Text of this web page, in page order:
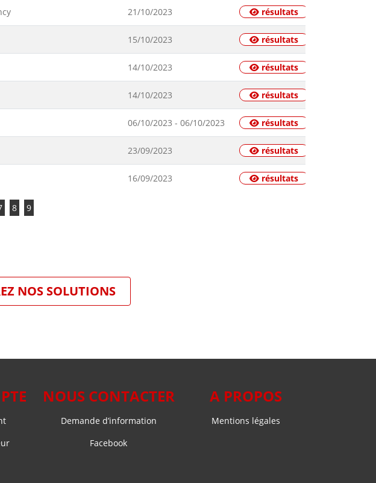
21/10/2023 résultats
15/10/2023 résultats
14/10/2023 résultats
14/10/2023 résultats
06/10/2023 - 06/10/2023 résultats
23/09/2023 résultats
16/09/2023 résultats
8 9
NOS SOLUTIONS
NOUS CONTACTER
Demande d’information
Facebook
A PROPOS
Mentions légales